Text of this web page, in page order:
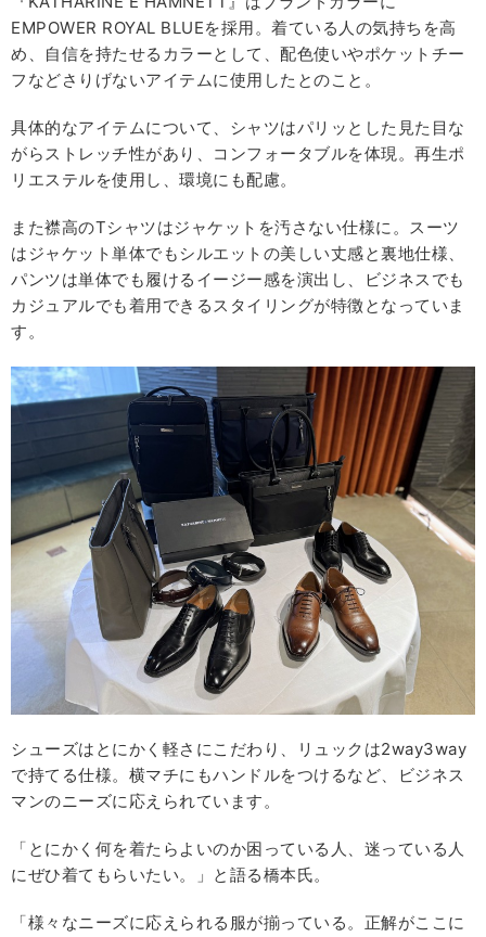
EMPOWER ROYAL BLUEを採用。着ている人の気持ちを高
め、自信を持たせるカラーとして、配色使いやポケットチー
フなどさりげないアイテムに使用したとのこと。
具体的なアイテムについて、シャツはパリッとした見た目な
がらストレッチ性があり、コンフォータブルを体現。再生ポ
リエステルを使用し、環境にも配慮。
また襟高のTシャツはジャケットを汚さない仕様に。スーツ
はジャケット単体でもシルエットの美しい丈感と裏地仕様、
パンツは単体でも履けるイージー感を演出し、ビジネスでも
カジュアルでも着用できるスタイリングが特徴となっていま
す。
シューズはとにかく軽さにこだわり、リュックは2way3way
で持てる仕様。横マチにもハンドルをつけるなど、ビジネス
マンのニーズに応えられています。
「とにかく何を着たらよいのか困っている人、迷っている人
にぜひ着てもらいたい。」と語る橋本氏。
「様々なニーズに応えられる服が揃っている。正解がここに